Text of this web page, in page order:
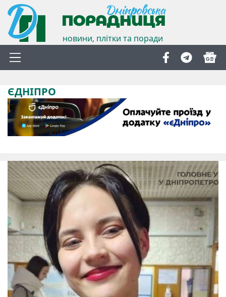
новини, плітки та поради
ЄДНІПРО